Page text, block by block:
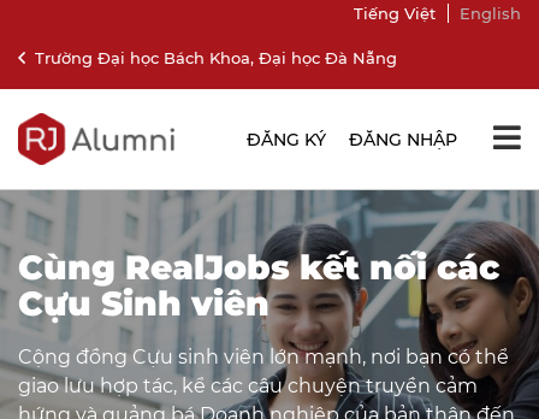
Trường Đại học Bách Khoa, Đại học Đà Nẵng
Tiếng Việt English
ĐĂNG KÝ ĐĂNG NHẬP
Cùng RealJobs kết nối các
Cựu Sinh viên
Cộng đồng Cựu sinh viên lớn mạnh, nơi bạn có thể
giao lưu hợp tác, kể các câu chuyện truyền cảm